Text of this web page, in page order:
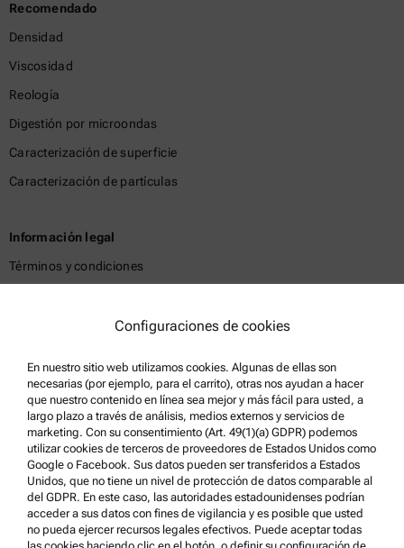
Recomendado
Densidad
Viscosidad
Reología
Digestión por microondas
Caracterización de superficie
Caracterización de partículas
Información legal
Términos y condiciones
Política de privacidad
Condiciones de uso
Marcas comerciales
Sistema de denuncia de irregularidades
Asistencia para el producto
Anton Paar Certified Service
Configuraciones de cookies
En nuestro sitio web utilizamos cookies. Algunas de ellas son
necesarias (por ejemplo, para el carrito), otras nos ayudan a hacer
que nuestro contenido en línea sea mejor y más fácil para usted, a
largo plazo a través de análisis, medios externos y servicios de
marketing. Con su consentimiento (Art. 49(1)(a) GDPR) podemos
utilizar cookies de terceros de proveedores de Estados Unidos como
Google o Facebook. Sus datos pueden ser transferidos a Estados
Unidos, que no tiene un nivel de protección de datos comparable al
del GDPR. En este caso, las autoridades estadounidenses podrían
acceder a sus datos con fines de vigilancia y es posible que usted
no pueda ejercer recursos legales efectivos. Puede aceptar todas